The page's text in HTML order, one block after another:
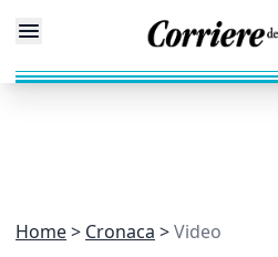
Home Cronaca Video